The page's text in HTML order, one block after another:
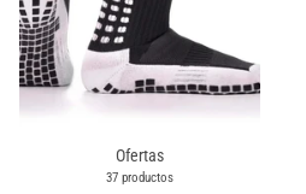
Ofertas
37 productos